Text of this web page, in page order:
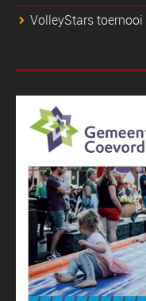
VolleyStars toernooi